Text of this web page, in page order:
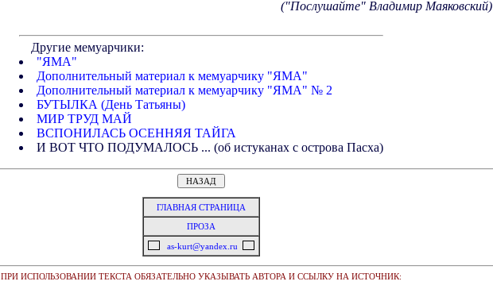
("Послушайте" Владимир Маяковский)
Другие мемуарчики:
"ЯМА"
Дополнительный материал к мемуарчику "ЯМА"
Дополнительный материал к мемуарчику "ЯМА" № 2
БУТЫЛКА (День Татьяны)
МИР ТРУД МАЙ
ВСПОНИЛАСЬ ОСЕННЯЯ ТАЙГА
И ВОТ ЧТО ПОДУМАЛОСЬ ... (об истуканах с острова Пасха)
ГЛАВНАЯ СТРАНИЦА
ПРОЗА
as-kurt@yandex.ru
ПРИ ИСПОЛЬЗОВАНИИ ТЕКСТА ОБЯЗАТЕЛЬНО УКАЗЫВАТЬ АВТОРА И ССЫЛКУ НА ИСТОЧНИК: